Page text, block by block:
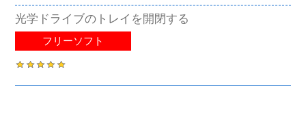
光学ドライブのトレイを開閉する
フリーソフト